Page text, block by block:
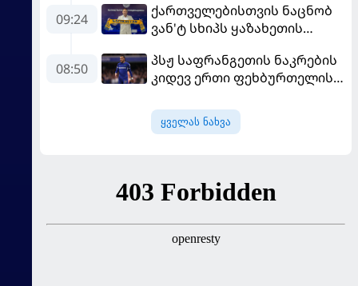
09:24
ქართველებისთვის ნაცნობ
ვან'ტ სხიპს ყაზახეთის
08:50
პსჟ საფრანგეთის ნაკრების
კიდევ ერთი ფეხბურთელის
ყველას ნახვა